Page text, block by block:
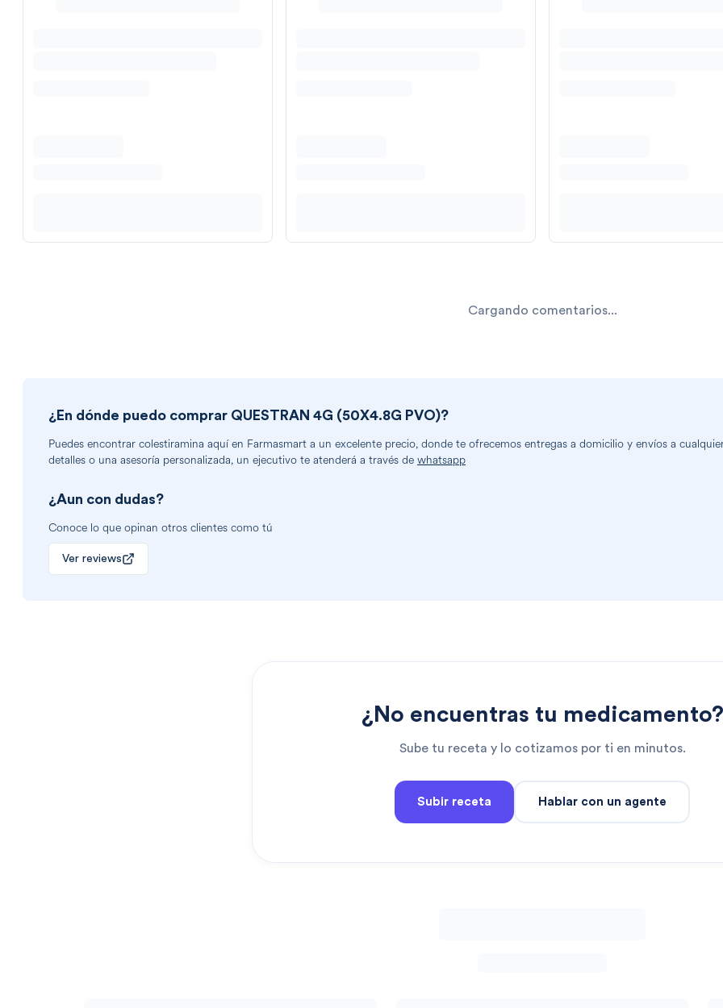
Cargando comentarios...
¿En dónde puedo comprar QUESTRAN 4G (50X4.8G PVO)?
Puedes encontrar colestiramina aquí en Farmasmart a un excelente precio, donde te ofrecemos entregas a domicilio y envíos a
detalles o una asesoría personalizada, un ejecutivo te atenderá a través de whatsapp
¿Aun con dudas?
Conoce lo que opinan otros clientes como tú
Ver reviews
¿No encuentras tu medicamento?
Sube tu receta y lo cotizamos por ti en minutos.
Subir receta Hablar con un agente